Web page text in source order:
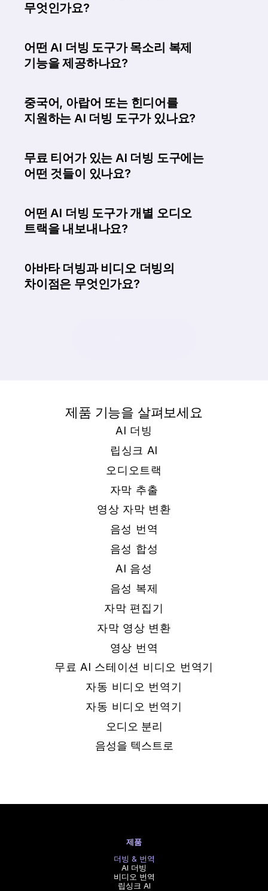
무엇인가요?
어떤 AI 더빙 도구가 목소리 복제
기능을 제공하나요?
중국어, 아랍어 또는 힌디어를
지원하는 AI 더빙 도구가 있나요?
무료 티어가 있는 AI 더빙 도구에는
어떤 것들이 있나요?
어떤 AI 더빙 도구가 개별 오디오
트랙을 내보내나요?
아바타 더빙과 비디오 더빙의
차이점은 무엇인가요?
제품 기능을 살펴보세요
AI 더빙
립싱크 AI
오디오트랙
자막 추출
영상 자막 변환
음성 번역
음성 합성
AI 음성
음성 복제
자막 편집기
자막 영상 변환
영상 번역
무료 AI 스테이션 비디오 번역기
자동 비디오 번역기
자동 비디오 번역기
오디오 분리
음성을 텍스트로
제품
더빙 & 번역
AI 더빙
비디오 번역
립싱크 AI